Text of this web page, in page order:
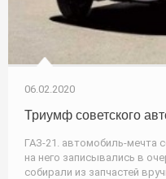
06.02.2020
Триумф советского
ГАЗ-21. автомобиль-мечта
на него записывались в
собирали из запчастей